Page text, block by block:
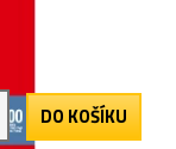
DO KOŠÍKU